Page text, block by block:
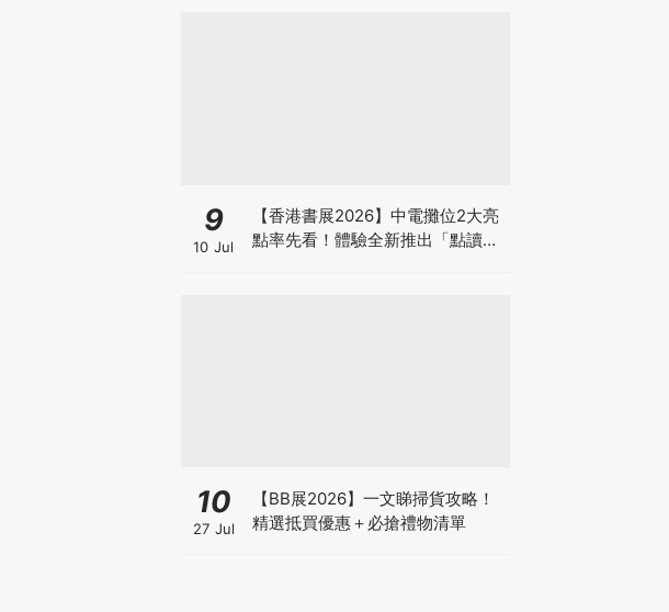
9
10 Jul
【香港書展2026】中電攤位2大亮
點率先看！體驗全新推出「點讀故
10
27 Jul
【BB展2026】一文睇掃貨攻略！
精選抵買優惠＋必搶禮物清單